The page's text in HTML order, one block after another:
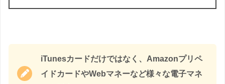
iTunesカードだけではなく、Amazonプリペ
イドカードやWebマネーなど様々な電子マネ